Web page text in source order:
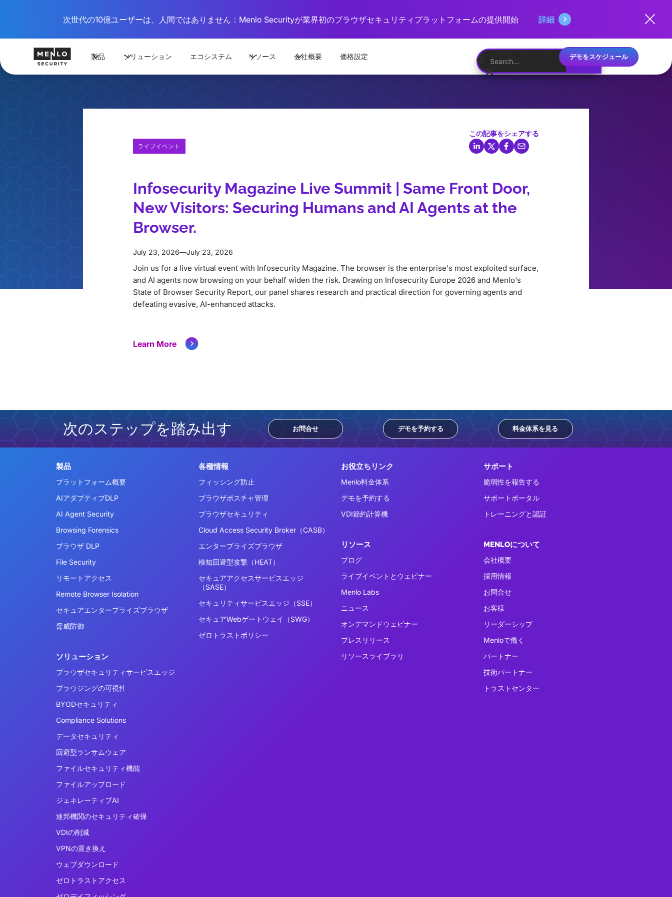
次世代の10億ユーザーは、人間ではありません：Menlo Securityが業界初のブラウザセキュリティプラットフォームの提供開始 詳細
製品 ソリューション エコシステム リソース 会社概要 価格設定 デモをスケジュール
ライブイベント
この記事をシェアする
Infosecurity Magazine Live Summit | Same Front Door,
New Visitors: Securing Humans and AI Agents at the
Browser.
July 23, 2026—July 23, 2026
Join us for a live virtual event with Infosecurity Magazine. The browser is the enterprise's most exploited surface,
and AI agents now browsing on your behalf widen the risk. Drawing on Infosecurity Europe 2026 and Menlo's
State of Browser Security Report, our panel shares research and practical direction for governing agents and
defeating evasive, AI-enhanced attacks.
Learn More
次のステップを踏み出す お問合せ デモを予約する 料金体系を見る
製品
プラットフォーム概要
AIアダプティブDLP
AI Agent Security
Browsing Forensics
ブラウザ DLP
File Security
リモートアクセス
Remote Browser Isolation
セキュアエンタープライズブラウザ
脅威防御
ソリューション
ブラウザセキュリティサービスエッジ
ブラウジングの可視性
BYODセキュリティ
Compliance Solutions
データセキュリティ
回避型ランサムウェア
ファイルセキュリティ機能
ファイルアップロード
ジェネレーティブAI
連邦機関のセキュリティ確保
VDIの削減
VPNの置き換え
ウェブダウンロード
ゼロトラストアクセス
各種情報
フィッシング防止
ブラウザポスチャ管理
ブラウザセキュリティ
Cloud Access Security Broker（CASB）
エンタープライズブラウザ
検知回避型攻撃（HEAT）
セキュアアクセスサービスエッジ
（SASE）
セキュリティサービスエッジ（SSE）
セキュアWebゲートウェイ（SWG）
ゼロトラストポリシー
お役立ちリンク
Menlo料金体系
デモを予約する
VDI節約計算機
リソース
ブログ
ライブイベントとウェビナー
Menlo Labs
ニュース
オンデマンドウェビナー
プレスリリース
リソースライブラリ
サポート
脆弱性を報告する
サポートポータル
トレーニングと認証
MENLOについて
会社概要
採用情報
お問合せ
お客様
リーダーシップ
Menloで働く
パートナー
技術パートナー
トラストセンター